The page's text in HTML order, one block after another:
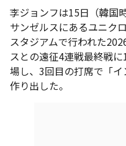
李ジョンフは15日（韓国
サンゼルスにあるユニク
スタジアムで行われた
スとの遠征4連戦最終戦
場し、3回目の打席で「
作り出した。